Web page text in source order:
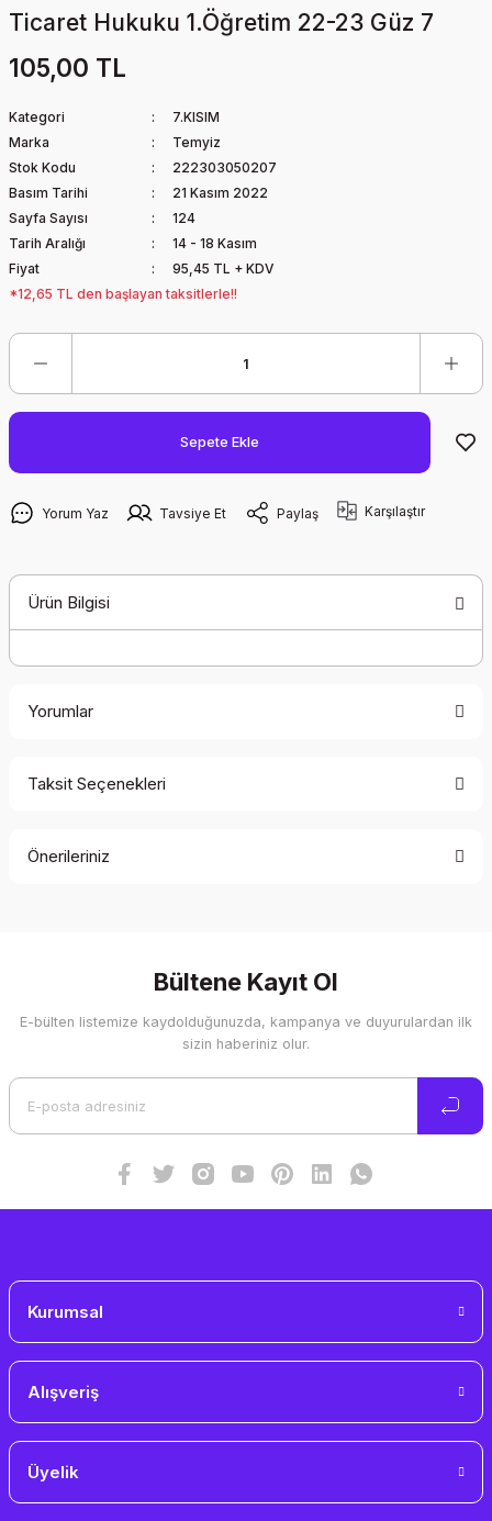
Ticaret Hukuku 1.Öğretim 22-23 Güz 7
105,00 TL
Kategori
7.KISIM
Marka
Temyiz
Stok Kodu
222303050207
Basım Tarihi
21 Kasım 2022
Sayfa Sayısı
124
Tarih Aralığı
14 - 18 Kasım
Fiyat
95,45 TL + KDV
*12,65 TL den başlayan taksitlerle!!
Sepete Ekle
Yorum Yaz Tavsiye Et Paylaş Karşılaştır
Ürün Bilgisi
Yorumlar
Taksit Seçenekleri
Önerileriniz
Görüş ve önerileriniz için teşekkür ederiz.
Ürün resmi kalitesiz, bozuk veya görüntülenemiyor.
Bültene Kayıt Ol
E-bülten listemize kaydolduğunuzda, kampanya ve duyurulardan ilk
sizin haberiniz olur.
Kurumsal
Alışveriş
Üyelik